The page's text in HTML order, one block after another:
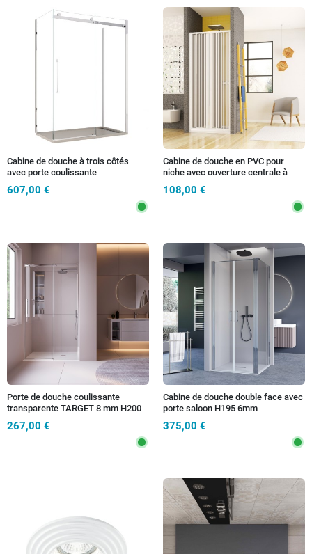
Cabine de douche à trois côtés
avec porte coulissante
anticalcaire 8 mm, Euclid
607,00 €
Cabine de douche en PVC pour
niche avec ouverture centrale à
108,00 €
Porte de douche coulissante
transparente TARGET 8 mm H200
267,00 €
Cabine de douche double face avec
porte saloon H195 6mm
375,00 €